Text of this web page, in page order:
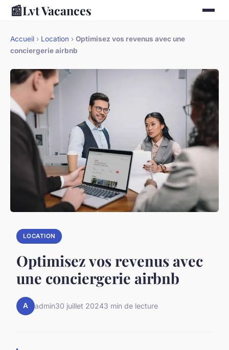
📰Lvt Vacances
Accueil › Location › Optimisez vos revenus avec une
conciergerie airbnb
LOCATION
Optimisez vos revenus avec
une conciergerie airbnb
A admin30 juillet 20243 min de lecture